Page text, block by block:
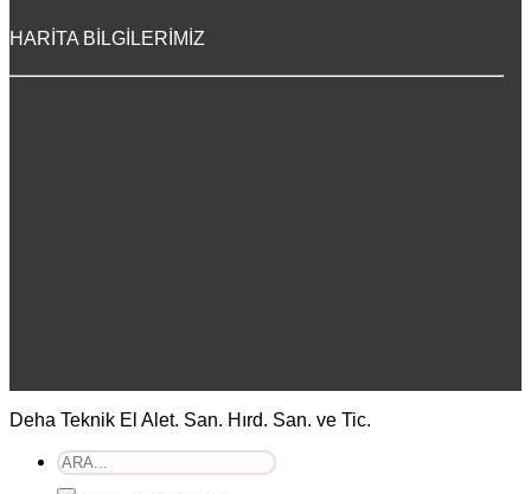
HARİTA BİLGİLERİMİZ
Deha Teknik El Alet. San. Hırd. San. ve Tic.
Ara: